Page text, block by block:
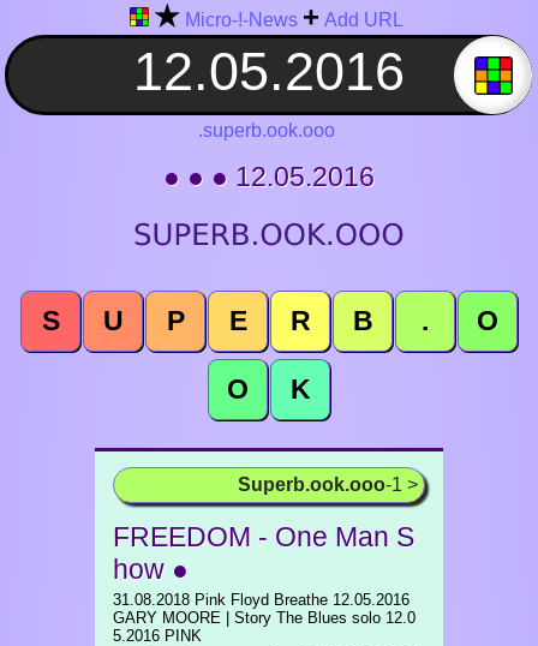
★ Micro-!-News + Add URL
.superb.ook.ooo
● ● ● 12.05.2016
S U P E R B . O
O K
Superb.ook.ooo-1 >
FREEDOM - One Man S
how ●
31.08.2018 Pink Floyd Breathe 12.05.2016
GARY MOORE | Story The Blues solo 12.0
5.2016 PINK